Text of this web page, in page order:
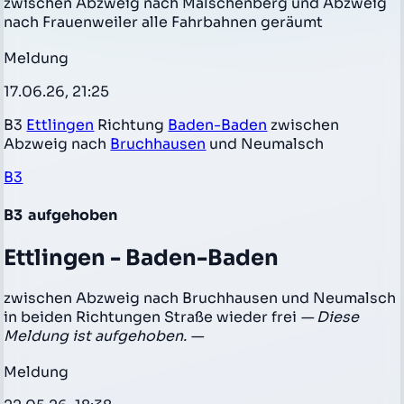
nach Frauenweiler alle Fahrbahnen geräumt
Meldung
17.06.26, 21:25
B3 Ettlingen Richtung Baden-Baden zwischen
Abzweig nach Bruchhausen und Neumalsch
B3
B3 aufgehoben
Ettlingen - Baden-Baden
zwischen Abzweig nach Bruchhausen und Neumalsch
in beiden Richtungen Straße wieder frei — Diese
Meldung ist aufgehoben. —
Meldung